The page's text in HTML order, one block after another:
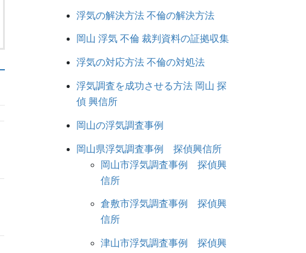
浮気の解決方法 不倫の解決方法
岡山 浮気 不倫 裁判資料の証拠収集
浮気の対応方法 不倫の対処法
浮気調査を成功させる方法 岡山 探
偵 興信所
岡山の浮気調査事例
岡山県浮気調査事例 探偵興信所
岡山市浮気調査事例 探偵興
信所
倉敷市浮気調査事例 探偵興
信所
津山市浮気調査事例 探偵興